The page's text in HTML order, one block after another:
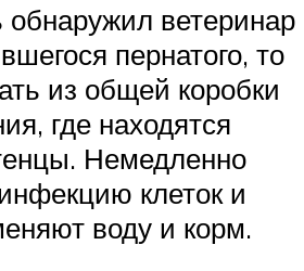
обнаружил ветеринар
пернатого, то
из общей коробки
где находятся
Немедленно
клеток и
воду и корм.